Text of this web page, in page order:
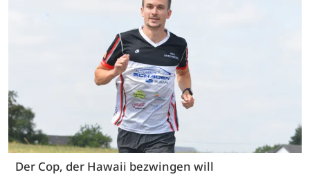
Der Cop, der Hawaii bezwingen will